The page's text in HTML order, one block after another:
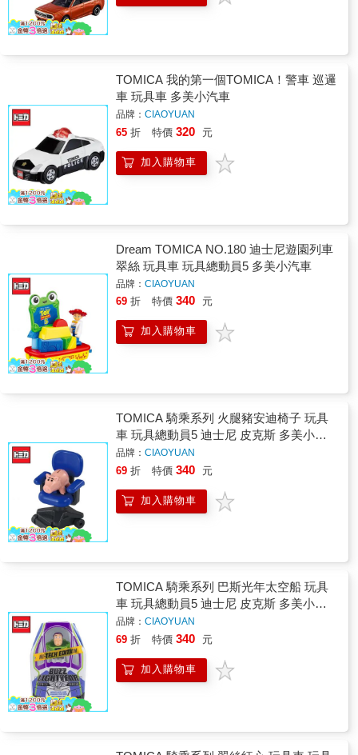
TOMICA 我的第一個TOMICA！警車 巡邏
車 玩具車 多美小汽車
品牌： CIAOYUAN
65 折 特價 320 元
加入購物車
Dream TOMICA NO.180 迪士尼遊園列車
翠絲 玩具車 玩具總動員5 多美小汽車
品牌： CIAOYUAN
69 折 特價 340 元
加入購物車
TOMICA 騎乘系列 火腿豬安迪椅子 玩具
車 玩具總動員5 迪士尼 皮克斯 多美小汽
車
品牌： CIAOYUAN
69 折 特價 340 元
加入購物車
TOMICA 騎乘系列 巴斯光年太空船 玩具
車 玩具總動員5 迪士尼 皮克斯 多美小汽
車
品牌： CIAOYUAN
69 折 特價 340 元
加入購物車